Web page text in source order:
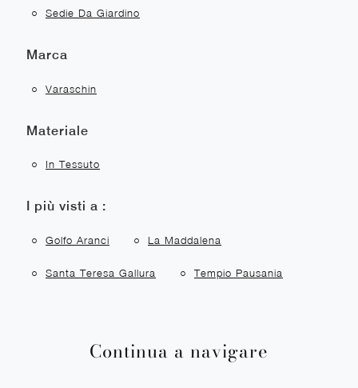
Sedie Da Giardino
Marca
Varaschin
Materiale
In Tessuto
I più visti a :
Golfo Aranci La Maddalena
Santa Teresa Gallura Tempio Pausania
Continua a navigare